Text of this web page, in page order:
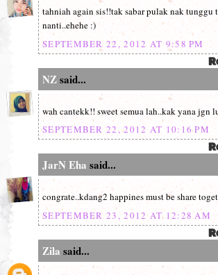
tahniah again sis!!tak sabar pulak nak tunggu
nanti..ehehe :)
SEPTEMBER 22, 2012 AT 9:58 PM
NZsaid...
wah cantekk!! sweet semua lah..kak yana jgn
SEPTEMBER 22, 2012 AT 10:16 PM
JarN Eha said...
congrate..kdang2 happines must be share
SEPTEMBER 23, 2012 AT 12:28 AM
Zila said...